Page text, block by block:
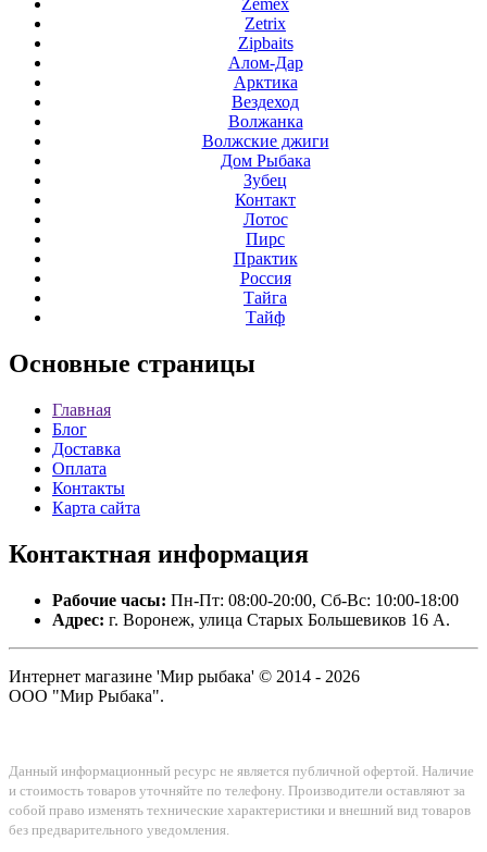
Zemex
Zetrix
Zipbaits
Алом-Дар
Арктика
Вездеход
Волжанка
Волжские джиги
Дом Рыбака
Зубец
Контакт
Лотос
Пирс
Практик
Россия
Тайга
Тайф
Основные страницы
Главная
Блог
Доставка
Оплата
Контакты
Карта сайта
Контактная информация
Рабочие часы: Пн-Пт: 08:00-20:00, Сб-Вс: 10:00-18:00
Адрес: г. Воронеж, улица Старых Большевиков 16 А.
Интернет магазине 'Мир рыбака' © 2014 - 2026
ООО "Мир Рыбака".
Данный информационный ресурс не является публичной офертой. Наличие
и стоимость товаров уточняйте по телефону. Производители оставляют за
собой право изменять технические характеристики и внешний вид товаров
без предварительного уведомления.